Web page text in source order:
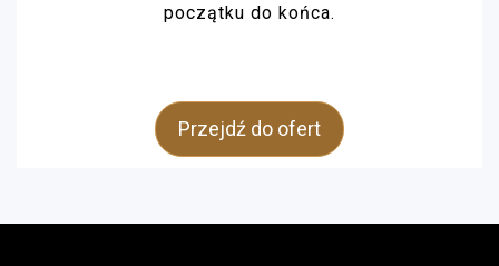
początku do końca.
Przejdź do ofert